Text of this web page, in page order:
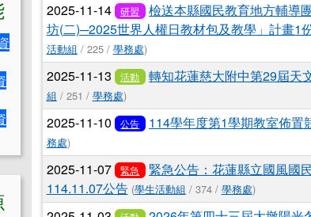
2025-11-14 研習
檢送本縣國民教育地方輔導
坊(二)─2025世界人權日教材包及教學」計畫1
活動組 / 225 / 學務處)
2025-11-13 活動 轉知花蓮慈大附中第29屆天
組 / 251 / 學務處)
2025-11-10 公告 114學年度第1學期教室佈置
務處)
2025-11-07 緊急
緊急公告：花蓮縣立國風國
114.11.07公告 (學生活動組 / 374 / 學務處)